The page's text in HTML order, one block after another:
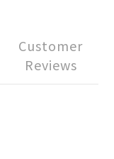
Customer
Reviews